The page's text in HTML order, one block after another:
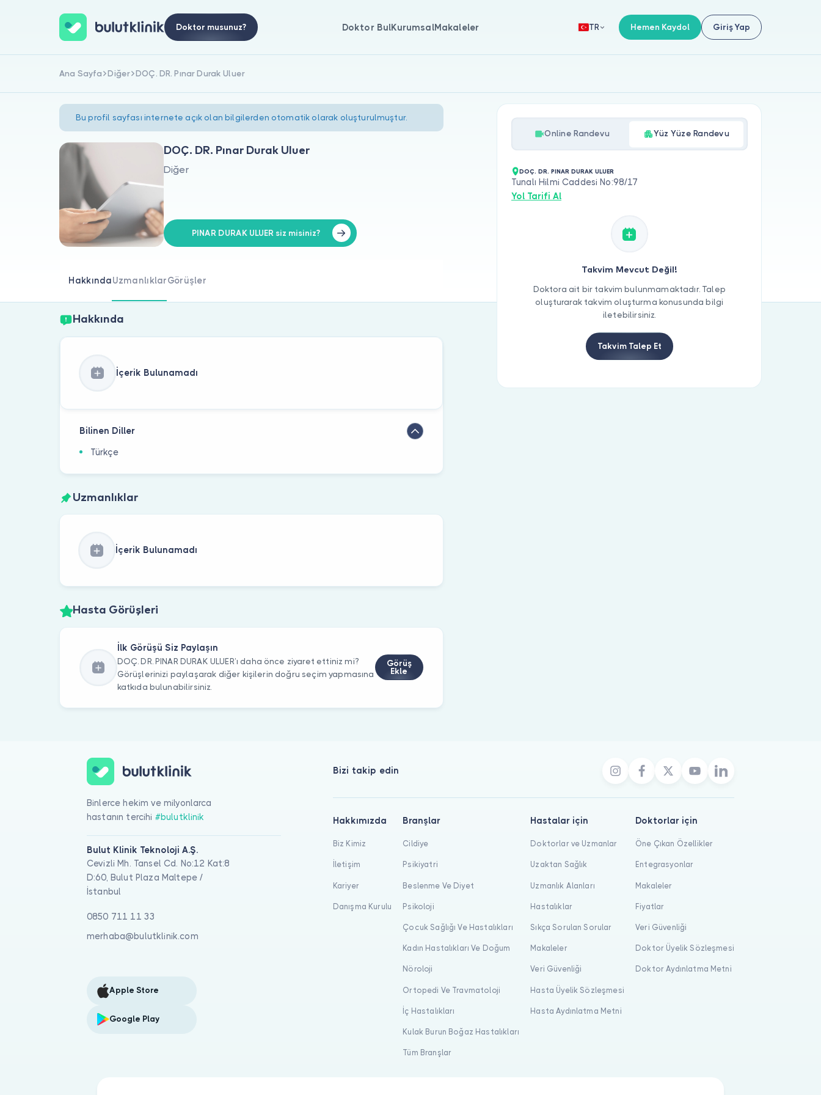
Doktor musunuz? Doktor BulKurumsalMakaleler TR Hemen Kaydol Giriş Yap
Ana Sayfa Diğer DOÇ. DR. Pınar Durak Uluer
Bu profil sayfası internete açık olan bilgilerden otomatik olarak oluşturulmuştur.
DOÇ. DR. Pınar Durak Uluer
Diğer
PINAR DURAK ULUER siz misiniz?
HakkındaUzmanlıklarGörüşler
Hakkında
İçerik Bulunamadı
Bilinen Diller
Türkçe
Uzmanlıklar
İçerik Bulunamadı
Hasta Görüşleri
İlk Görüşü Siz Paylaşın
DOÇ. DR. PINAR DURAK ULUER’ı daha önce ziyaret ettiniz mi?
Görüşlerinizi paylaşarak diğer kişilerin doğru seçim yapmasına
katkıda bulunabilirsiniz.
Görüş
Ekle
Online Randevu Yüz Yüze Randevu
DOÇ. DR. PINAR DURAK ULUER
Tunalı Hilmi Caddesi No:98/17
Yol Tarifi Al
Takvim Mevcut Değil!
Doktora ait bir takvim bulunmamaktadır. Talep
oluşturarak takvim oluşturma konusunda bilgi
iletebilirsiniz.
Takvim Talep Et
Binlerce hekim ve milyonlarca
hastanın tercihi #bulutklinik
Bulut Klinik Teknoloji A.Ş.
Cevizli Mh. Tansel Cd. No:12 Kat:8
D:60, Bulut Plaza Maltepe /
İstanbul
0850 711 11 33
merhaba@bulutklinik.com
Apple Store
Google Play
Bizi takip edin
Hakkımızda
Biz Kimiz
İletişim
Kariyer
Danışma Kurulu
Branşlar
Cildiye
Psikiyatri
Beslenme Ve Diyet
Psikoloji
Çocuk Sağlığı Ve Hastalıkları
Kadın Hastalıkları Ve Doğum
Nöroloji
Ortopedi Ve Travmatoloji
İç Hastalıkları
Kulak Burun Boğaz Hastalıkları
Tüm Branşlar
Hastalar için
Doktorlar ve Uzmanlar
Uzaktan Sağlık
Uzmanlık Alanları
Hastalıklar
Sıkça Sorulan Sorular
Makaleler
Veri Güvenliği
Hasta Üyelik Sözleşmesi
Hasta Aydınlatma Metni
Doktorlar için
Öne Çıkan Özellikler
Entegrasyonlar
Makaleler
Fiyatlar
Veri Güvenliği
Doktor Üyelik Sözleşmesi
Doktor Aydınlatma Metni